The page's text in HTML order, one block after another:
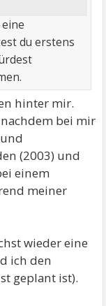
du erstens
hinter mir.
bei mir
(2003) und
einem
meiner
wieder eine
ich den
geplant ist).